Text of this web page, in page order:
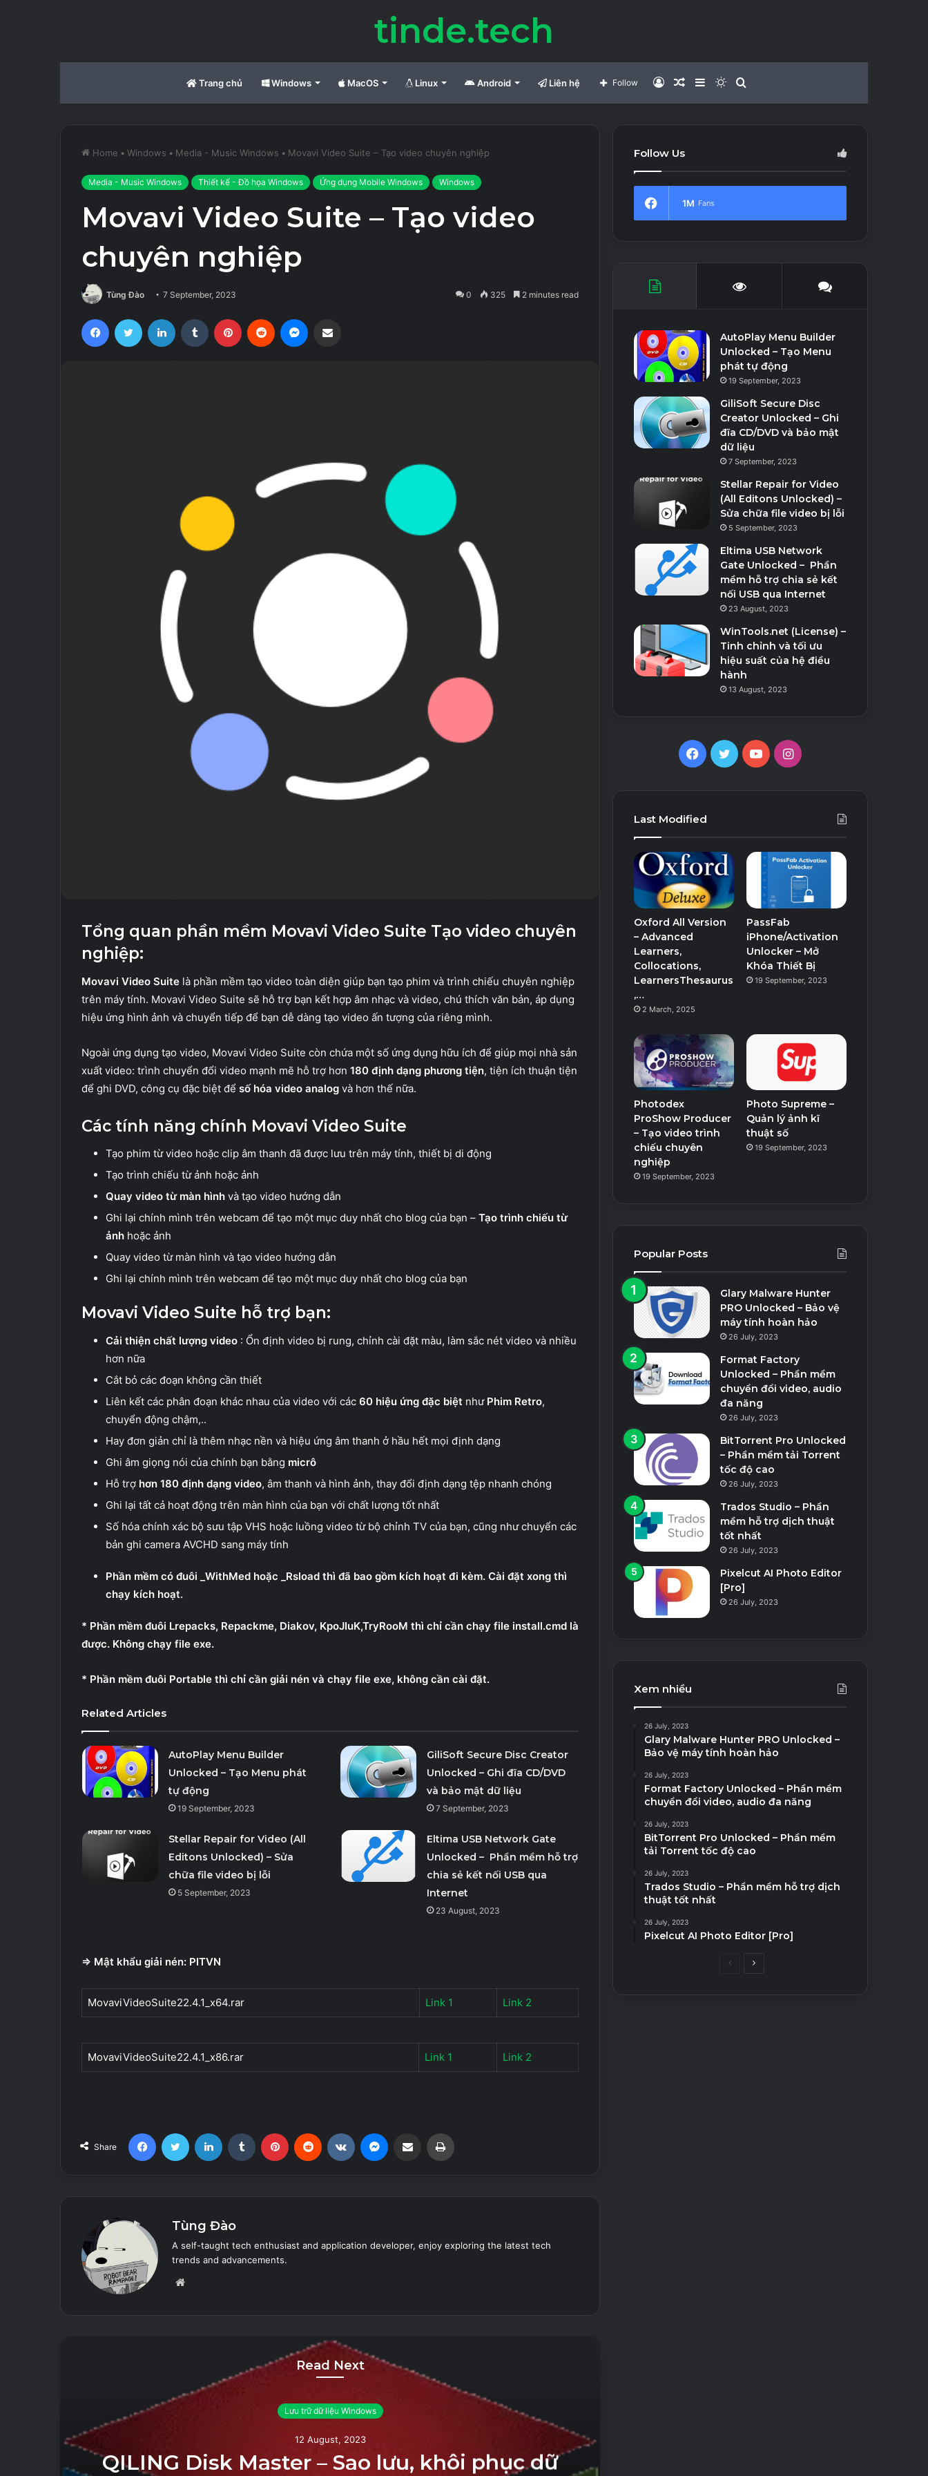
tinde.tech
Trang chủ Windows MacOS Linux Android Liên hệ Switch
Sidebar
Random
Log
Follow
Home • Windows • Media - Music Windows • Movavi Video Suite – Tạo video chuyên nghiệp
Media - Music Windows Thiết kế - Đồ họa Windows Ứng dụng Mobile Windows Windows
Movavi Video Suite – Tạo video
chuyên nghiệp
Tùng Đào 7 September, 2023 0 325 2 minutes read
FacebookTwitter LinkedIn Tumblr Pinterest Reddit
Tổng quan phần mềm Movavi Video Suite Tạo video chuyên
nghiệp:
Movavi Video Suite là phần mềm tạo video toàn diện giúp bạn tạo phim và trình chiếu chuyên nghiệp
trên máy tính. Movavi Video Suite sẽ hỗ trợ bạn kết hợp âm nhạc và video, chú thích văn bản, áp dụng
hiệu ứng hình ảnh và chuyển tiếp để bạn dễ dàng tạo video ấn tượng của riêng mình.
Ngoài ứng dụng tạo video, Movavi Video Suite còn chứa một số ứng dụng hữu ích để giúp mọi nhà sản
xuất video: trình chuyển đổi video mạnh mẽ hỗ trợ hơn 180 định dạng phương tiện, tiện ích thuận tiện
để ghi DVD, công cụ đặc biệt để số hóa video analog và hơn thế nữa.
Các tính năng chính Movavi Video Suite
Tạo phim từ video hoặc clip âm thanh đã được lưu trên máy tính, thiết bị di động
Tạo trình chiếu từ ảnh hoặc ảnh
Quay video từ màn hình và tạo video hướng dẫn
Ghi lại chính mình trên webcam để tạo một mục duy nhất cho blog của bạn – Tạo trình chiếu từ
ảnh hoặc ảnh
Quay video từ màn hình và tạo video hướng dẫn
Ghi lại chính mình trên webcam để tạo một mục duy nhất cho blog của bạn
Movavi Video Suite hỗ trợ bạn:
Cải thiện chất lượng video : Ổn định video bị rung, chỉnh cài đặt màu, làm sắc nét video và nhiều
hơn nữa
Cắt bỏ các đoạn không cần thiết
Liên kết các phân đoạn khác nhau của video với các 60 hiệu ứng đặc biệt như Phim Retro,
chuyển động chậm,..
Hay đơn giản chỉ là thêm nhạc nền và hiệu ứng âm thanh ở hầu hết mọi định dạng
Ghi âm giọng nói của chính bạn bằng micrô
Hỗ trợ hơn 180 định dạng video, âm thanh và hình ảnh, thay đổi định dạng tệp nhanh chóng
Ghi lại tất cả hoạt động trên màn hình của bạn với chất lượng tốt nhất
Số hóa chính xác bộ sưu tập VHS hoặc luồng video từ bộ chỉnh TV của bạn, cũng như chuyển các
bản ghi camera AVCHD sang máy tính
Phần mềm có đuôi _WithMed hoặc _Rsload thì đã bao gồm kích hoạt đi kèm. Cài đặt xong thì
chạy kích hoạt.
* Phần mềm đuôi Lrepacks, Repackme, Diakov, KpoJIuK,TryRooM thì chỉ cần chạy file install.cmd là
được. Không chạy file exe.
* Phần mềm đuôi Portable thì chỉ cần giải nén và chạy file exe, không cần cài đặt.
Related Articles
AutoPlay Menu Builder
Unlocked – Tạo Menu phát
tự động
19 September, 2023
GiliSoft Secure Disc Creator
Unlocked – Ghi đĩa CD/DVD
và bảo mật dữ liệu
7 September, 2023
Stellar Repair for Video (All
Editons Unlocked) – Sửa
chữa file video bị lỗi
5 September, 2023
Eltima USB Network Gate
Unlocked – Phần mềm hỗ trợ
chia sẻ kết nối USB qua
Internet
23 August, 2023
=> Mật khẩu giải nén: PITVN
MovaviVideoSuite22.4.1_x64.rar Link 1 Link 2
MovaviVideoSuite22.4.1_x86.rar Link 1 Link 2
Share
FacebookTwitter LinkedIn Tumblr Pinterest Reddit VKontakteMessenger
Share via Email
Tùng Đào
A self-taught tech enthusiast and application developer, enjoy exploring the latest tech
trends and advancements.
Read Next
Lưu trữ dữ liệu Windows
12 August, 2023
QILING Disk Master – Sao lưu, khôi phục dữ
Follow Us
1M Fans
AutoPlay Menu Builder
Unlocked – Tạo Menu
phát tự động
19 September, 2023
GiliSoft Secure Disc
Creator Unlocked – Ghi
đĩa CD/DVD và bảo mật
dữ liệu
7 September, 2023
Stellar Repair for Video
(All Editons Unlocked) –
Sửa chữa file video bị lỗi
5 September, 2023
Eltima USB Network
Gate Unlocked – Phần
mềm hỗ trợ chia sẻ kết
nối USB qua Internet
23 August, 2023
WinTools.net (License) –
Tinh chỉnh và tối ưu
hiệu suất của hệ điều
hành
13 August, 2023
Facebook
TwitterYouTubeInstagram
Last Modified
Oxford All Version
– Advanced
Learners,
Collocations,
LearnersThesaurus
,…
2 March, 2025
PassFab
iPhone/Activation
Unlocker – Mở
Khóa Thiết Bị
19 September, 2023
Photodex
ProShow Producer
– Tạo video trình
chiếu chuyên
nghiệp
19 September, 2023
Photo Supreme –
Quản lý ảnh kĩ
thuật số
19 September, 2023
Popular Posts
Glary Malware Hunter
PRO Unlocked – Bảo vệ
máy tính hoàn hảo
26 July, 2023
Format Factory
Unlocked – Phần mềm
chuyển đổi video, audio
đa năng
26 July, 2023
BitTorrent Pro Unlocked
– Phần mềm tải Torrent
tốc độ cao
26 July, 2023
Trados Studio – Phần
mềm hỗ trợ dịch thuật
tốt nhất
26 July, 2023
Pixelcut AI Photo Editor
[Pro]
26 July, 2023
Xem nhiều
26 July, 2023
Glary Malware Hunter PRO Unlocked –
Bảo vệ máy tính hoàn hảo
26 July, 2023
Format Factory Unlocked – Phần mềm
chuyển đổi video, audio đa năng
26 July, 2023
BitTorrent Pro Unlocked – Phần mềm
tải Torrent tốc độ cao
26 July, 2023
Trados Studio – Phần mềm hỗ trợ dịch
thuật tốt nhất
26 July, 2023
Pixelcut AI Photo Editor [Pro]
PreviousNext